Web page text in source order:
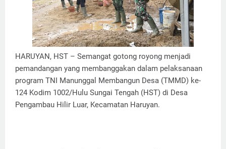
HARUYAN, HST – Semangat gotong royong menjadi
pemandangan yang membanggakan dalam pelaksanaan
program TNI Manunggal Membangun Desa (TMMD) ke-
124 Kodim 1002/Hulu Sungai Tengah (HST) di Desa
Pengambau Hilir Luar, Kecamatan Haruyan.